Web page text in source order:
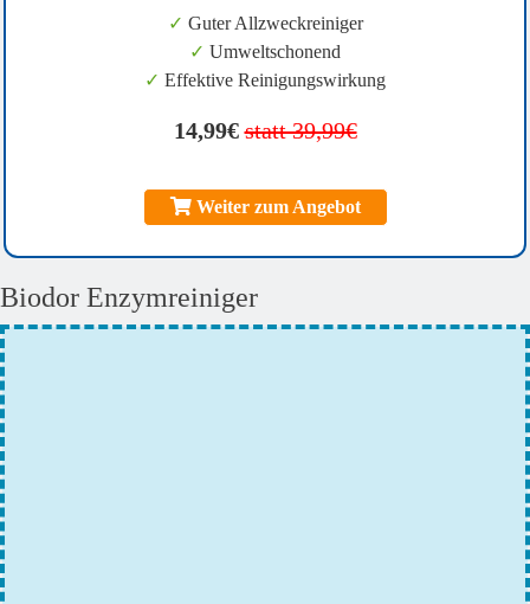
✓ Guter Allzweckreiniger
✓ Umweltschonend
✓ Effektive Reinigungswirkung
14,99€ statt 39,99€
Weiter zum Angebot
Biodor Enzymreiniger